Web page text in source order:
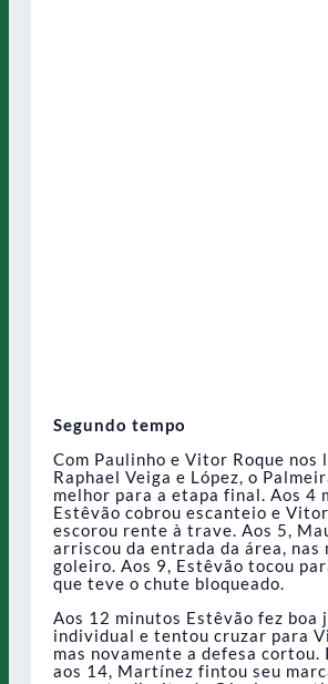
Segundo tempo
Com Paulinho e Vitor Roque nos
Raphael Veiga e López, o
melhor para a etapa final. Aos 4
Estêvão cobrou escanteio e
escorou rente à trave. Aos 5,
arriscou da entrada da área, nas
goleiro. Aos 9, Estêvão tocou
que teve o chute bloqueado.
Aos 12 minutos Estêvão fez boa
individual e tentou cruzar para
mas novamente a defesa cortou.
aos 14, Martínez fintou seu